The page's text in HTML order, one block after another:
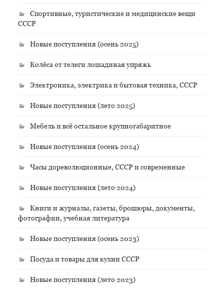
Спортивные, туристические и медицинские вещи
СССР
Новые поступления (осень 2025)
Колёса от телеги лошадиная упряжь
Электроника, электрика и бытовая техника, СССР
Новые поступления (лето 2025)
Мебель и всё остальное крупногабаритное
Новые поступления (осень 2024)
Часы дореволюционные, СССР и современные
Новые поступления (лето 2024)
Книги и журналы, газеты, брошюры, документы,
фотографии, учебная литература
Новые поступления (осень 2023)
Посуда и товары для кухни СССР
Новые поступления (лето 2023)